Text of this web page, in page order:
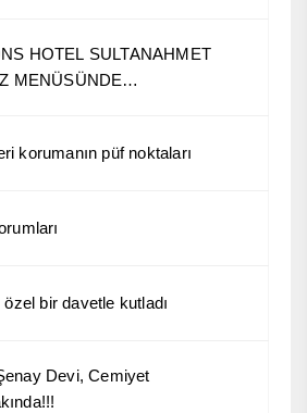
HOTEL SULTANAHMET
MENÜSÜNDE
Bayramda dişleri korumanın püf noktaları
özel bir davetle kutladı
Devi, Cemiyet